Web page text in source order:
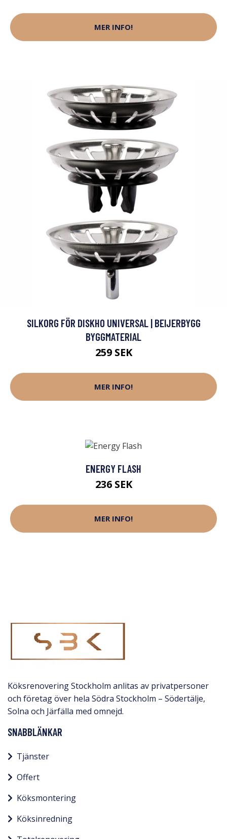
MER INFO!
SILKORG FÖR DISKHO UNIVERSAL | BEIJERBYGG
BYGGMATERIAL
259 SEK
MER INFO!
ENERGY FLASH
236 SEK
MER INFO!
Köksrenovering Stockholm anlitas av privatpersoner
och företag över hela Södra Stockholm – Södertälje,
Solna och Järfälla med omnejd.​
SNABBLÄNKAR
Tjänster
Offert
Köksmontering
Köksinredning